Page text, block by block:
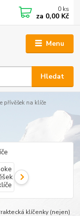
Menu
Hledat
0 ks
za 0,00 Kč
přívěšek na klíče
klíčenky (nejen)